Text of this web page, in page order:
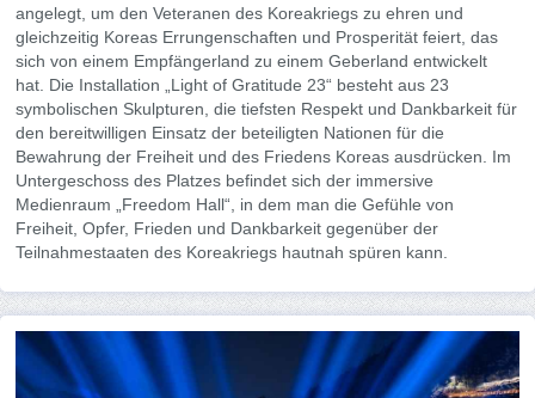
angelegt, um den Veteranen des Koreakriegs zu ehren und
gleichzeitig Koreas Errungenschaften und Prosperität feiert, das
sich von einem Empfängerland zu einem Geberland entwickelt
hat. Die Installation „Light of Gratitude 23“ besteht aus 23
symbolischen Skulpturen, die tiefsten Respekt und Dankbarkeit für
den bereitwilligen Einsatz der beteiligten Nationen für die
Bewahrung der Freiheit und des Friedens Koreas ausdrücken. Im
Untergeschoss des Platzes befindet sich der immersive
Medienraum „Freedom Hall“, in dem man die Gefühle von
Freiheit, Opfer, Frieden und Dankbarkeit gegenüber der
Teilnahmestaaten des Koreakriegs hautnah spüren kann.